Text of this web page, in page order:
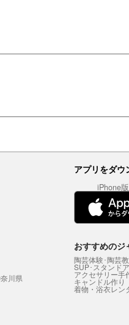
アプリをダウ
iPhone
川県
おすすめのジ
陶芸体験･陶芸
SUP･スタンド
アクセサリー手
キャンドル作り
着物・浴衣レン